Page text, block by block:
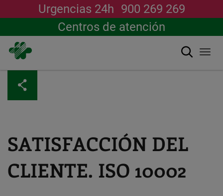
contenido
principal
Urgencias 24h 900 269 269
Centros de atención
Buscar
SATISFACCIÓN DEL
CLIENTE. ISO 10002